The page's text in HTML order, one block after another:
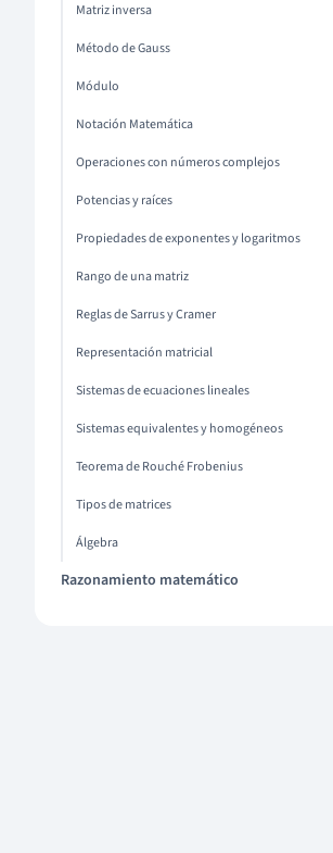
Matriz inversa
Método de Gauss
Módulo
Notación Matemática
Operaciones con números complejos
Potencias y raíces
Propiedades de exponentes y logaritmos
Rango de una matriz
Reglas de Sarrus y Cramer
Representación matricial
Sistemas de ecuaciones lineales
Sistemas equivalentes y homogéneos
Teorema de Rouché Frobenius
Tipos de matrices
Álgebra
Razonamiento matemático